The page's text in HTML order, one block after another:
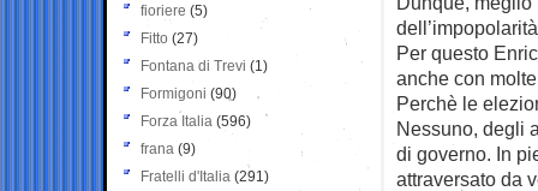
Per questo
anche con
Perchè le
Nessuno, degli
di governo. In
attraversato da
fioriere (5)
Fitto (27)
Fontana di Trevi (1)
Formigoni (90)
Forza Italia (596)
frana (9)
Fratelli d'Italia (291)